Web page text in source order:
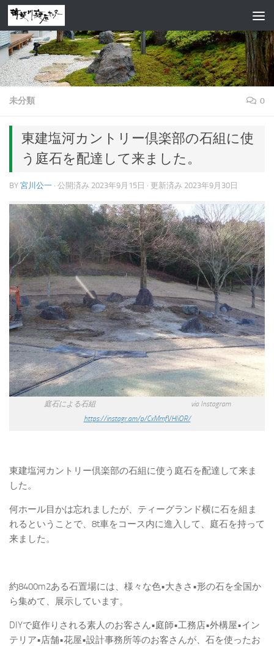
コンテンツへスキップ
未分類 0
東建塩河カントリー倶楽部の石組に使
う庭石を配達して来ました。
BY 宮川公一 · 公開済み 2023年9月15日 · 更新済み 2023年9月30日
庭石による石組 via Instagram
https://instagr.am/p/CxMmfVHIiOR/
東建塩河カントリー倶楽部の石組に使う庭石を配達して来ま
した。
何ホール目かは忘れましたが、ティーグランド横に石を組ま
れるということで、8t車をコース内に進入して、庭石を持って
来ました。
約8400m2ある石置場には、様々な色•大きさ•形の石を全国か
ら集めて、展示しています。
DIYで庭作りされる素人のお客さん•庭師•工務店•外構屋•イン
テリア•店舗•花屋•設計事務所等のお客さんが、石を使ったお